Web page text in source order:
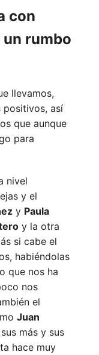
con
rumbo
llevamos,
positivos, así
que aunque
para
nivel
y el
y Paula
y la otra
si cabe el
habiéndolas
que nos ha
nos
el
Juan
más y sus
hace muy